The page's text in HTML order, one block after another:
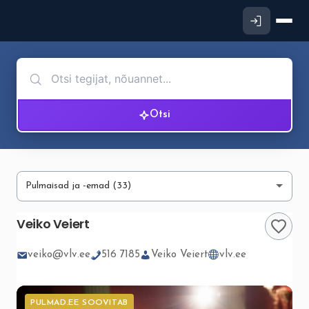
Otsi
Veiko Veiert
veiko@vlv.ee 516 7185 Veiko Veiert vlv.ee
PULMAD.EE SOOVITAB